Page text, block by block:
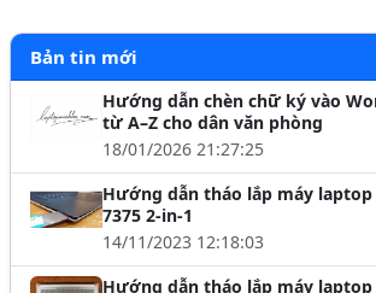
Bản tin mới
Hướng dẫn chèn chữ ký vào
từ A–Z cho dân văn phòng
18/01/2026 21:27:25
Hướng dẫn tháo lắp máy
7375 2-in-1
14/11/2023 12:18:03
Hướng dẫn tháo lắp máy laptop